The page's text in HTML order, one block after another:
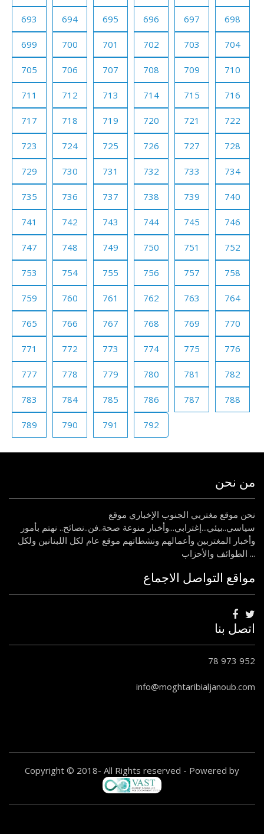
693 694 695 696 697 698
699 700 701 702 703 704
705 706 707 708 709 710
711 712 713 714 715 716
717 718 719 720 721 722
723 724 725 726 727 728
729 730 731 732 733 734
735 736 737 738 739 740
741 742 743 744 745 746
747 748 749 750 751 752
753 754 755 756 757 758
759 760 761 762 763 764
765 766 767 768 769 770
771 772 773 774 775 776
777 778 779 780 781 782
783 784 785 786 787 788
789 790 791 792
من نحن
نحن موقع مغتربي الجنوب الإخباري موقع
سياسي..بيئي...إغترابي...وأخبار منوعة صحة..فن..نصائح.. نهتم بأمور
وأخبار المغتربين وأعمالهم ونشطاتهم موقع عام لكل اللبنانين ولكل
الطوائف والأحزاب ...
مواقع التواصل الاجماع
اتصل بنا
78 973 952
info@moghtaribialjanoub.com
Copyright © 2018- All Rights reserved - Powered by